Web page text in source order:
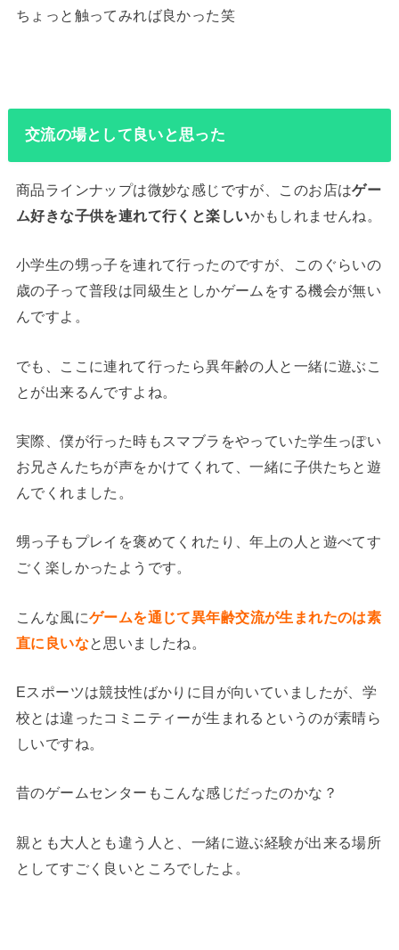
ちょっと触ってみれば良かった笑
交流の場として良いと思った
商品ラインナップは微妙な感じですが、このお店はゲー
ム好きな子供を連れて行くと楽しいかもしれませんね。
小学生の甥っ子を連れて行ったのですが、このぐらいの
歳の子って普段は同級生としかゲームをする機会が無い
んですよ。
でも、ここに連れて行ったら異年齢の人と一緒に遊ぶこ
とが出来るんですよね。
実際、僕が行った時もスマブラをやっていた学生っぽい
お兄さんたちが声をかけてくれて、一緒に子供たちと遊
んでくれました。
甥っ子もプレイを褒めてくれたり、年上の人と遊べてす
ごく楽しかったようです。
こんな風にゲームを通じて異年齢交流が生まれたのは素
直に良いなと思いましたね。
Eスポーツは競技性ばかりに目が向いていましたが、学
校とは違ったコミニティーが生まれるというのが素晴ら
しいですね。
昔のゲームセンターもこんな感じだったのかな？
親とも大人とも違う人と、一緒に遊ぶ経験が出来る場所
としてすごく良いところでしたよ。